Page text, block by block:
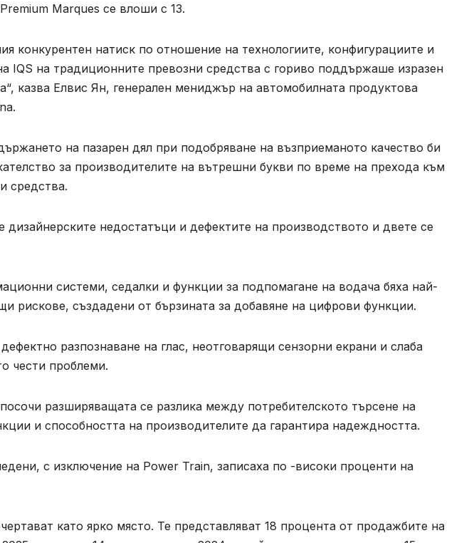
Marques се влоши с 13.
конкурентен натиск по отношение на технологиите, конфигурациите и
IQS на традиционните превозни средства с гориво поддържаше изразен
казва Елвис Ян, генерален мениджър на автомобилната продуктова
на пазарен дял при подобряване на възприеманото качество би
за производителите на вътрешни букви по време на прехода към
средства.
дизайнерските недостатъци и дефектите на производството и двете се
системи, седалки и функции за подпомагане на водача бяха най-
рискове, създадени от бързината за добавяне на цифрови функции.
разпознаване на глас, неотговарящи сензорни екрани и слаба
чести проблеми.
разширяващата се разлика между потребителското търсене на
и способността на производителите да гарантира надеждността.
с изключение на Power Train, записаха по -високи проценти на
като ярко място. Те представляват 18 процента от продажбите на